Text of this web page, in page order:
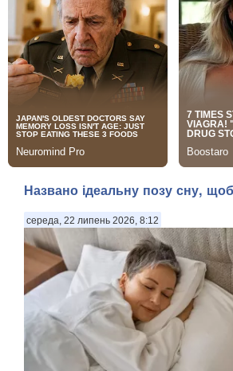
Названо ідеальну позу сну,
середа, 22 липень 2026, 8:12